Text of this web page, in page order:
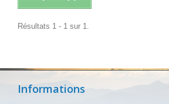
Résultats 1 - 1 sur 1.
Informations